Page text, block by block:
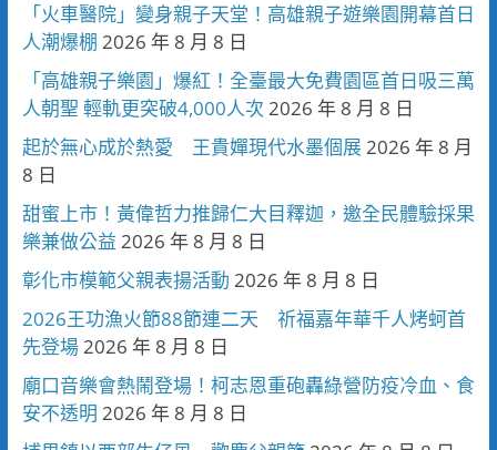
「火車醫院」變身親子天堂！高雄親子遊樂園開幕首日
人潮爆棚 2026 年 8 月 8 日
「高雄親子樂園」爆紅！全臺最大免費園區首日吸三萬
人朝聖 輕軌更突破4,000人次 2026 年 8 月 8 日
起於無心成於熱愛 王貴嬋現代水墨個展2026 年 8 月
8 日
甜蜜上市！黃偉哲力推歸仁大目釋迦，邀全民體驗採果
樂兼做公益 2026 年 8 月 8 日
彰化市模範父親表揚活動 2026 年 8 月 8 日
2026王功漁火節88節連二天 祈福嘉年華千人烤蚵首
先登場2026 年 8 月 8 日
廟口音樂會熱鬧登場！柯志恩重砲轟綠營防疫冷血、食
安不透明 2026 年 8 月 8 日